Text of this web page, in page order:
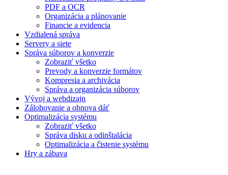
PDF a OCR
Organizácia a plánovanie
Financie a evidencia
Vzdialená správa
Servery a siete
Správa súborov a konverzie
Zobraziť všetko
Prevody a konverzie formátov
Kompresia a archivácia
Správa a organizácia súborov
Vývoj a webdizajn
Zálohovanie a obnova dáť
Optimalizácia systému
Zobraziť všetko
Správa disku a odinštalácia
Optimalizácia a čistenie systému
Hry a zábava